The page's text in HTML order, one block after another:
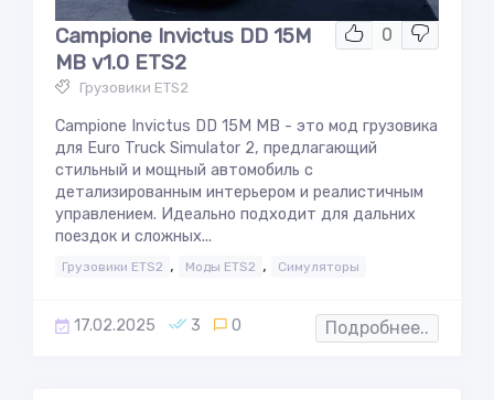
0
Campione Invictus DD 15M
MB v1.0 ETS2
Грузовики ETS2
Campione Invictus DD 15M MB - это мод грузовика
для Euro Truck Simulator 2, предлагающий
стильный и мощный автомобиль с
детализированным интерьером и реалистичным
управлением. Идеально подходит для дальних
поездок и сложных...
Грузовики ETS2 , Моды ETS2 , Симуляторы
17.02.2025 3 0 Подробнее..